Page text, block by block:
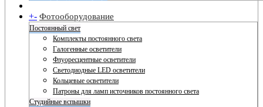
+- Фотооборудование
Постоянный свет
Комплекты постоянного света
Галогенные осветители
Флуоресцентные осветители
Светодиодные LED осветители
Кольцевые осветители
Патроны для ламп источников постоянного света
Студийные вспышки